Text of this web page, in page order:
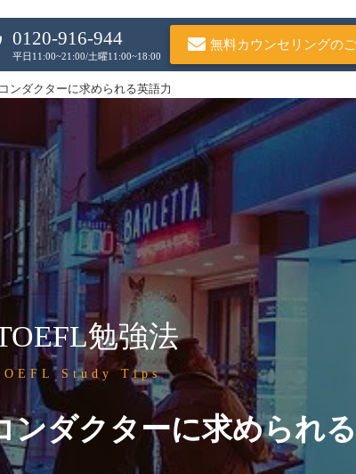
0120-916-944
平日11:00~21:00/土曜11:00~18:00
無料カウンセリングの
ンダクターに求められる英語力
勉強法
Study Tips
ダクターに求められ